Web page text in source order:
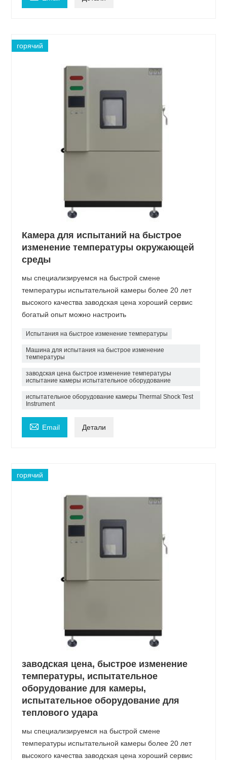
горячий
Камера для испытаний на быстрое
изменение температуры окружающей
среды
мы специализируемся на быстрой смене
температуры испытательной камеры более 20 лет
высокого качества заводская цена хороший сервис
богатый опыт можно настроить
Испытания на быстрое изменение температуры
Машина для испытания на быстрое изменение
температуры
заводская цена быстрое изменение температуры
испытание камеры испытательное оборудование
испытательное оборудование камеры Thermal Shock Test
Instrument
 Email Детали
горячий
заводская цена, быстрое изменение
температуры, испытательное
оборудование для камеры,
испытательное оборудование для
теплового удара
мы специализируемся на быстрой смене
температуры испытательной камеры более 20 лет
высокого качества заводская цена хороший сервис